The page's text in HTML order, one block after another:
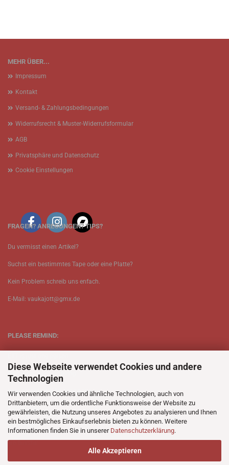
Diese Webseite verwendet Cookies und andere
Technologien
Wir verwenden Cookies und ähnliche Technologien, auch von
Drittanbietern, um die ordentliche Funktionsweise der Website zu
gewährleisten, die Nutzung unseres Angebotes zu analysieren und Ihnen
ein bestmögliches Einkaufserlebnis bieten zu können. Weitere
Informationen finden Sie in unserer Datenschutzerklärung.
Alle Akzeptieren
MEHR ÜBER...
Impressum
Kontakt
Versand- & Zahlungsbedingungen
Widerrufsrecht & Muster-Widerrufsformular
AGB
Privatsphäre und Datenschutz
Cookie Einstellungen
FRAGEN? ANREGUNGEN? TIPS?
Du vermisst einen Artikel?
Suchst ein bestimmtes Tape oder eine Platte?
Kein Problem schreib uns enfach.
E-Mail: vaukajott@gmx.de
PLEASE REMIND:
Be patient when ordering.
Your records will be send asap.
No Discogs.
No Spotify.
No Bullshit.